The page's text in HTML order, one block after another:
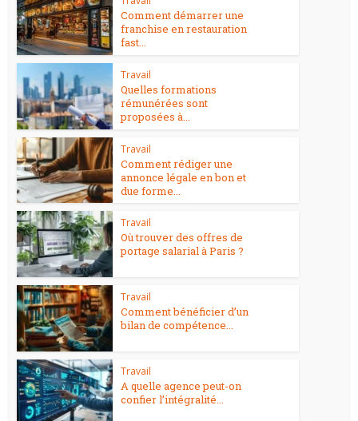
Comment démarrer une
franchise en restauration
fast...
Travail
Quelles formations
rémunérées sont
proposées à...
Travail
Comment rédiger une
annonce légale en bon et
due forme...
Travail
Où trouver des offres de
portage salarial à Paris ?
Travail
Comment bénéficier d’un
bilan de compétence...
Travail
A quelle agence peut-on
confier l’intégralité...